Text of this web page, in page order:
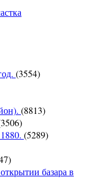
(3554)
(8813)
(5289)
базара в